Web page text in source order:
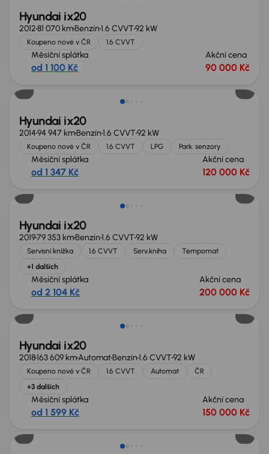
Hyundai ix20
201281 070 kmBenzín1.6 CVVT92 kW
Koupeno nové v ČR 1.6 CVVT
Měsíční splátka
od 1 100 Kč
Akční cena
90 000 Kč
Nově v nabídce
Hyundai ix20
201494 947 kmBenzín1.6 CVVT92 kW
Koupeno nové v ČR 1.6 CVVT LPG Park. senzory
Měsíční splátka
od 1 347 Kč
Akční cena
120 000 Kč
Zlevněno o 20 000 Kč
Hyundai ix20
201979 353 kmBenzín1.6 CVVT92 kW
Servisní knížka 1.6 CVVT Serv.kniha
Tempomat
+1 dalších
Měsíční splátka
od 2 104 Kč
Akční cena
200 000 Kč
Možnost odpočtu DPH
Hyundai ix20
2018163 609 kmAutomatBenzín1.6 CVVT92 kW
Koupeno nové v ČR 1.6 CVVT Automat
ČR
+3 dalších
Měsíční splátka
od 1 599 Kč
Akční cena
150 000 Kč